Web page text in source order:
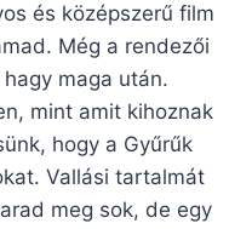
és középszerű film
Még a rendezői
maga után.
mint amit kihoznak
hogy a Gyűrűk
Vallási tartalmát
meg sok, de egy